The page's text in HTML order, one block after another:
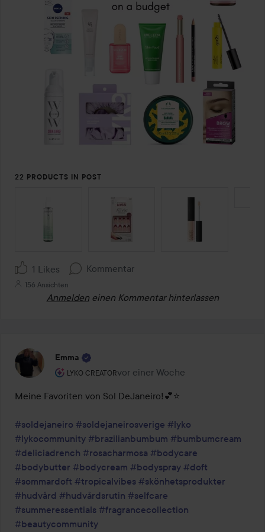
22 PRODUCTS IN POST
SEKTION ÜBERSPRINGEN
1 Likes Kommentar
156 Ansichten
Anmelden einen Kommentar hinterlassen
Emma
LYKO CREATOR
Rolle des Benutzers: Lyko Creator.
vor einer Woche
Der Beitrag wurde vor einer
Meine Favoriten von Sol DeJaneiro!💕⭐️
#soldejaneiro #soldejaneirosverige #lyko
#lykocommunity #brazilianbumbum #bumbumcream
#deliciadrench #rosacharmosa #bodycare
#bodybutter #bodycream #bodyspray #doft
#sommardoft #tropicalvibes #skönhetsprodukter
#hudvård #hudvårdsrutin #selfcare
#summeressentials #fragrancecollection
#beautycommunity